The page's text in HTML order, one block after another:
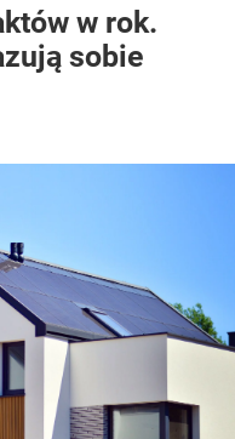
w rok.
sobie